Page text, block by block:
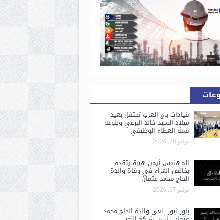
قيادات برج العرب تحتفل بعيد
ميلاد السيد خالد البرعي وبلوغه
قمة العطاء الوظيفي
يوليو 28, 2026
المهندس أيمن هيبة يتقدم
بخالص العزاء في وفاة والدة
الحاج محمد عثمان
يوليو 17, 2026
باور نيوز ينعى والدة الحاج محمد